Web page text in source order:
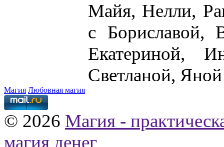
Майя, Нелли,
с Бориславой,
Екатериной,
Светланой,
Магия Любовная магия
© 2026 Магия -
магия денег